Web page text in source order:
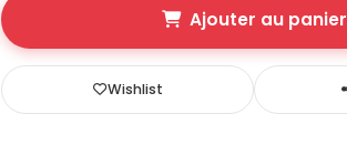
Ajouter au panier
Wishlist